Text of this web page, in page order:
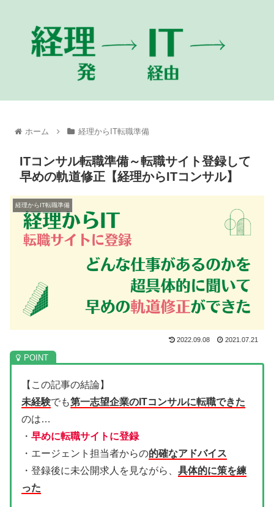
ホーム 経理からIT転職準備
ITコンサル転職準備～転職サイト登録して
早めの軌道修正【経理からITコンサル】
経理からIT転職準備
2022.09.08 2021.07.21
【この記事の結論】
未経験でも第一志望企業のITコンサルに転職できた
のは…
・ 早めに転職サイトに登録
・エージェント担当者からの的確なアドバイス
・登録後に未公開求人を見ながら、 具体的に策を練
った